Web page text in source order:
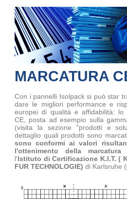
MARCATURA
Con i pannelli Isolpack si può star
dare le migliori performance e
europei di qualità e affidabilità: lo
CE, posta ad esempio sulla
(visita la sezione "prodotti e
dettaglio quali prodotti sono
sono conformi ai valori
l'ottenimento della marcatura
l'Istituto di Certificazione K.I.T. (
FUR TECHNOLOGIE) di Karlsruhe